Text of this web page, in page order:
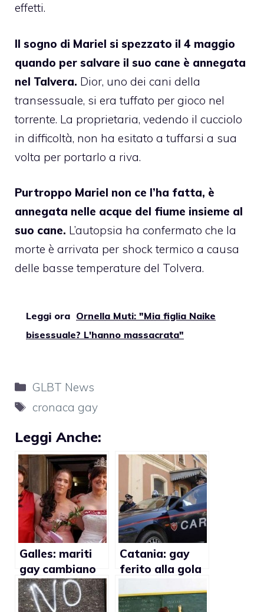
effetti.
Il sogno di Mariel si spezzato il 4 maggio
quando per salvare il suo cane è annegata
nel Talvera. Dior, uno dei cani della
transessuale, si era tuffato per gioco nel
torrente. La proprietaria, vedendo il cucciolo
in difficoltà, non ha esitato a tuffarsi a sua
volta per portarlo a riva.
Purtroppo Mariel non ce l’ha fatta, è
annegata nelle acque del fiume insieme al
suo cane. L’autopsia ha confermato che la
morte è arrivata per shock termico a causa
delle basse temperature del Tolvera.
Leggi ora Ornella Muti: "Mia figlia Naike
bisessuale? L'hanno massacrata"
Categorie
GLBT News
Tag
cronaca gay
Leggi Anche:
Galles: mariti
gay cambiano
sesso e si
sposano
Catania: gay
ferito alla gola
il compagno